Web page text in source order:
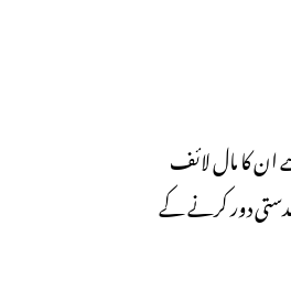
ان کا مال لائف
دور کرنے کے